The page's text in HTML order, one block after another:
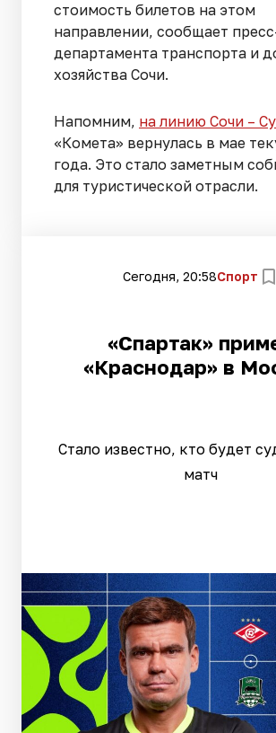
стоимость билетов на этом
направлении, сообщает
департамента транспорта и
хозяйства Сочи.
Напомним, на линию Сочи –
«Комета» вернулась в мае
года. Это стало заметным
для туристической отрасли.
Сегодня, 20:58Спорт
«Спартак»
«Краснодар» в
Стало известно, кто будет
матч